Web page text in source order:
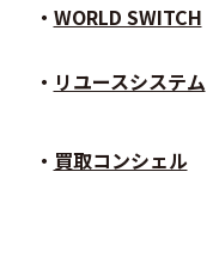
WORLD SWITCH
リユースシステム
買取コンシェル